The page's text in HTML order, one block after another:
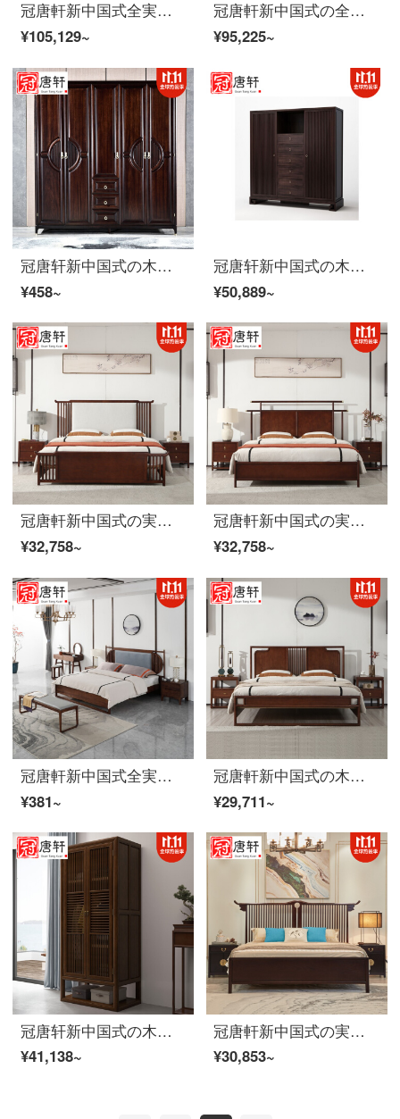
冠唐軒新中国式全実木ベッドの主な臥床1.8 m 2ダブルベッドの黒胡桃の木の結婚ベッドの簡単な禅意免漆家具のカスタム2.0*2.2
¥105,129~
冠唐軒新中国式の全裸ダブルベッドの現代禅意簡単な別荘の家装寝室1.8メートルの主な寝台のカスタムダブルベッド（胡桃木）
¥95,225~
冠唐轩新中国式の木の黒い金のクローゼットの全裸の近代的な軽赘沢なタンスのクローゼットの别荘は家に横になって寝室の家具を诘めて注文して木材のサイズを注文して注文して金を注文します。
¥458~
冠唐轩新中国式の木箪笥禅意中華双門復古箪笥収納棚寝室家具家装カスタマイズ双門箪笥
¥50,889~
冠唐軒新中国式の実木ダブルベッド現代簡単別荘のモデルルームのホームメーンベッド1.8メートルの胡桃の木の色オーダーメイド（1.8＊2.0）ダブルベッド
¥32,758~
冠唐軒新中国式の実木ダブルベッド現代簡単で豪華な別荘のモデルルームのホームメーンベッドは1.5.1.8メートルの大型ベッドオーダーメイド（1.8*2.0）ダブルベッドです。
¥32,758~
冠唐軒新中国式全実木ダブルベッド現代禅意民宿高級別荘見本室の主な寝台と大ベッドのセットをカスタマイズして予約金を注文します。
¥381~
冠唐軒新中国式の木造ダブルベッド現代簡単禅意見本室ホテル民宿の1.8メートルの大型ベッドスポットカスタム1.8ベッド
¥29,711~
冠唐轩新中国式の木の近代的な箪笥は簡単に寝室の禅意箪笥の家具のクローゼットの間に二つのドアを組み合わせてセットしたロッカーをカスタマイズします。
¥41,138~
冠唐軒新中国式の実木ダブルベッド現代古代禅意民宿のような板室の家庭用家具は主に1.8メートルの大きいベッドの家具を作って1800 mm*2000 mmを注文します。
¥30,853~